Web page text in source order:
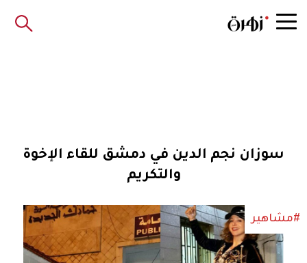
سوزان نجم الدين في دمشق للقاء الإخوة
والتكريم
#مشاهير